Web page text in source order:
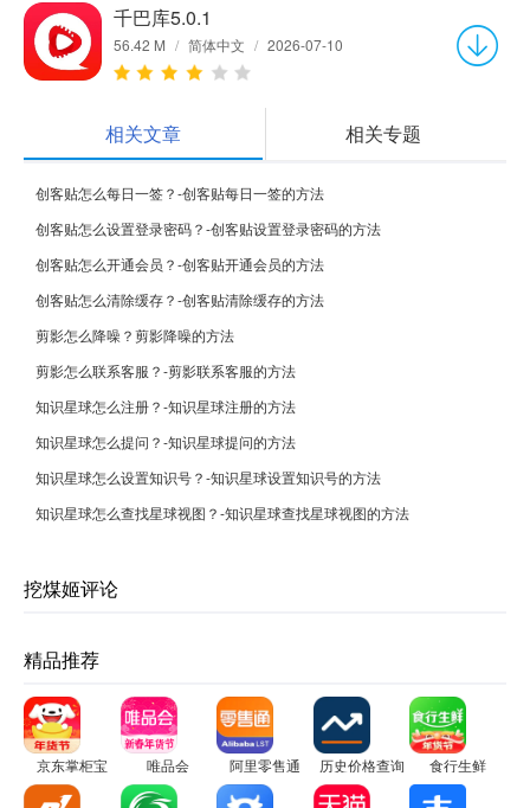
千巴库5.0.1
56.42 M / 简体中文 / 2026-07-10
相关文章 相关专题
创客贴怎么每日一签？-创客贴每日一签的方法
创客贴怎么设置登录密码？-创客贴设置登录密码的方法
创客贴怎么开通会员？-创客贴开通会员的方法
创客贴怎么清除缓存？-创客贴清除缓存的方法
剪影怎么降噪？剪影降噪的方法
剪影怎么联系客服？-剪影联系客服的方法
知识星球怎么注册？-知识星球注册的方法
知识星球怎么提问？-知识星球提问的方法
知识星球怎么设置知识号？-知识星球设置知识号的方法
知识星球怎么查找星球视图？-知识星球查找星球视图的方法
挖煤姬评论
精品推荐
京东掌柜宝 唯品会 阿里零售通 历史价格查询 食行生鲜